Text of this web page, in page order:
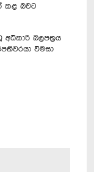
කළ බවට
බලපත්‍රය
විමසා